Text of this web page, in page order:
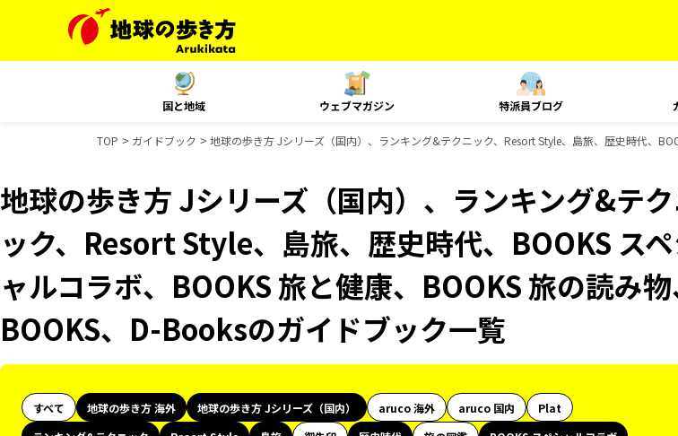
国と地域 ウェブマガジン 特派員ブログ
TOP ガイドブック 地球の歩き方 Jシリーズ（国内）、ランキング&テクニック、Resort Style、島旅、歴史時代、
地球の歩き方 Jシリーズ（国内）、ランキング&テ
ック、Resort Style、島旅、歴史時代、BOOKS ス
ャルコラボ、BOOKS 旅と健康、BOOKS 旅の読み物
BOOKS、D-Booksのガイドブック一覧
すべて 地球の歩き方 海外 地球の歩き方 Jシリーズ（国内） aruco 海外 aruco 国内
Plat